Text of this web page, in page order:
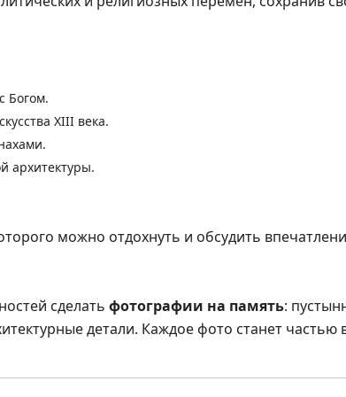
Богом.
XIII века.
архитектуры.
можно отдохнуть и обсудить
сделать фотографии на память:
детали. Каждое фото станет частью